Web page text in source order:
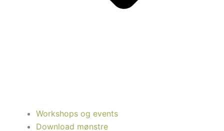
Workshops og events
Download mønstre